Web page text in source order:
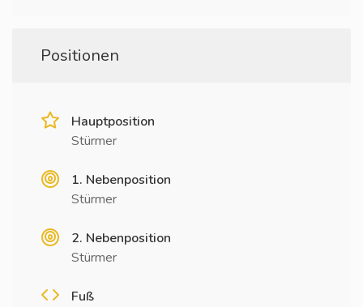
Positionen
Hauptposition
Stürmer
1. Nebenposition
Stürmer
2. Nebenposition
Stürmer
Fuß